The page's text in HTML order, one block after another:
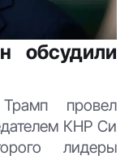
обсудили
провел
КНР Си
лидеры